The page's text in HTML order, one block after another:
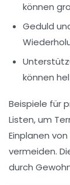
können
Geduld
können
Beispiele für
Listen, um
Einplanen
vermeiden.
durch